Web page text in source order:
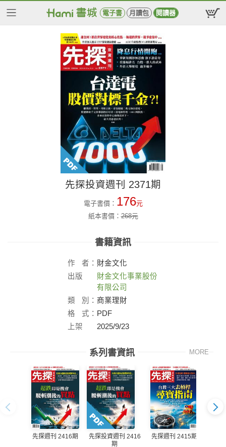
電子書 月讀包 閱讀器
先探投資週刊 2371期
電子書價： 176元
紙本書價：268元
書籍資訊
作 者： 財金文化
出版
財金文化事業股份
有限公司
類
別： 商業理財
格
式： PDF
上架
2025/9/23
系列書資訊 MORE
先探週刊 2416期
先探投資週刊 2416
期
先探週刊 2415期